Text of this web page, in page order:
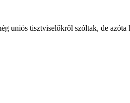
uniós tisztviselőkről szóltak, de